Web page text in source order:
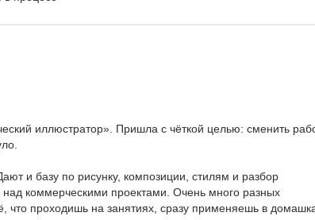
иллюстратор». Пришла с чёткой целью: сменить
и базу по рисунку, композиции, стилям и разбор
коммерческими проектами. Очень много разных
что проходишь на занятиях, сразу применяешь в